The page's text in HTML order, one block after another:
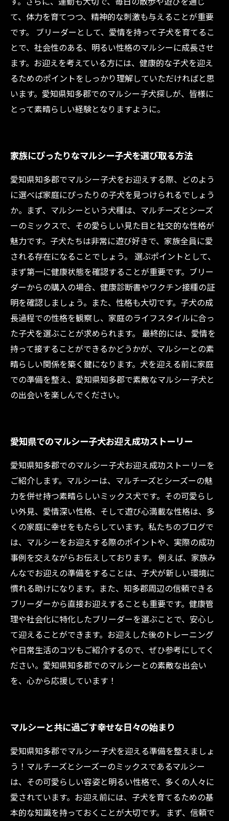
て、体力を育てつつ、精神的な刺激も与えることが重要
です。 ブリーダーとして、愛情を持って子犬を育てるこ
とで、社会性のある、明るい性格のマルシーに成長させ
ます。お迎えを考えている方には、健康的な子犬を迎え
るためのポイントをしっかり理解していただければと思
います。愛知県知多郡でのマルシー子犬探しが、皆様に
とって素晴らしい経験となりますように。
家族にぴったりなマルシー子犬を選び取る方法
愛知県知多郡でマルシー子犬をお迎えする際、どのよう
に選べば家庭にぴったりの子犬を見つけられるでしょう
か。まず、マルシーという犬種は、マルチーズとシーズ
ーのミックスで、その愛らしい見た目と社交的な性格が
魅力です。子犬たちは非常に遊び好きで、家族全員に愛
される存在になることでしょう。 選ぶポイントとして、
まず第一に健康状態を確認することが重要です。ブリー
ダーからの購入の場合、健康診断書やワクチン接種の証
明を確認しましょう。また、性格も大切です。子犬の成
長過程での性格を観察し、家庭のライフスタイルに合っ
た子犬を選ぶことが求められます。 最終的には、愛情を
持って接することができるかどうかが、マルシーとの素
晴らしい関係を築く鍵になります。犬を迎える前に家庭
での準備を整え、愛知県知多郡で素敵なマルシー子犬と
の出会いを楽しんでください。
愛知県でのマルシー子犬お迎え成功ストーリー
愛知県知多郡でのマルシー子犬お迎え成功ストーリーを
ご紹介します。マルシーは、マルチーズとシーズーの魅
力を併せ持つ素晴らしいミックス犬です。その可愛らし
い外見、愛情深い性格、そして遊び心満載な性格は、多
くの家庭に幸せをもたらしています。私たちのブログで
は、マルシーをお迎えする際のポイントや、実際の成功
事例を交えながらお伝えしております。 例えば、家族み
んなでお迎えの準備をすることは、子犬が新しい環境に
慣れる助けになります。また、知多郡周辺の信頼できる
ブリーダーから直接お迎えすることも重要です。健康管
理や社会化に特化したブリーダーを選ぶことで、安心し
て迎えることができます。お迎えした後のトレーニング
や日常生活のコツもご紹介するので、ぜひ参考にしてく
ださい。愛知県知多郡でのマルシーとの素敵な出会い
を、心から応援しています！
マルシーと共に過ごす幸せな日々の始まり
愛知県知多郡でマルシー子犬を迎える準備を整えましょ
う！マルチーズとシーズーのミックスであるマルシー
は、その可愛らしい容姿と明るい性格で、多くの人々に
愛されています。お迎え前には、子犬を育てるための基
本的な知識を持っておくことが大切です。 まず、信頼で